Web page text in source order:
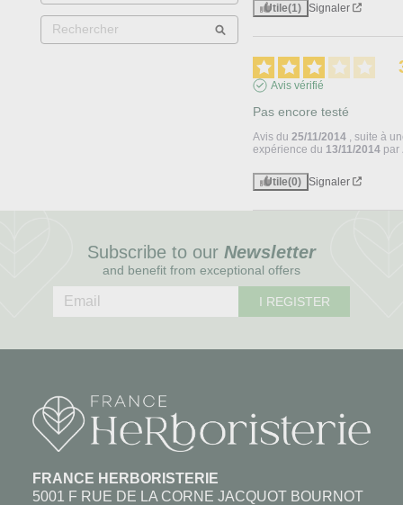
Utile(1) Signaler
Avis vérifié
Pas encore testé
Avis du25/11/2014
, suite à
expérience du 13/11/2014 par
Utile(0) Signaler
Subscribe to our Newsletter
and benefit from exceptional offers
I REGISTER
FRANCE HERBORISTERIE
5001 F RUE DE LA CORNE JACQUOT BOURNOT